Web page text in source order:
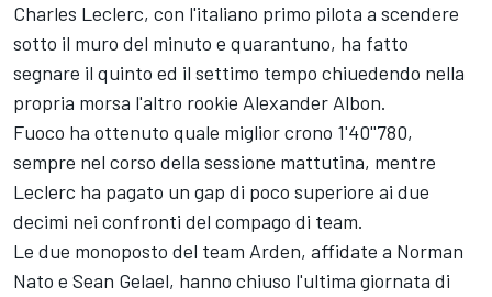
Charles Leclerc, con l'italiano primo pilota a scendere
sotto il muro del minuto e quarantuno, ha fatto
segnare il quinto ed il settimo tempo chiuedendo nella
propria morsa l'altro rookie Alexander Albon.
Fuoco ha ottenuto quale miglior crono 1'40''780,
sempre nel corso della sessione mattutina, mentre
Leclerc ha pagato un gap di poco superiore ai due
decimi nei confronti del compago di team.
Le due monoposto del team Arden, affidate a Norman
Nato e Sean Gelael, hanno chiuso l'ultima giornata di